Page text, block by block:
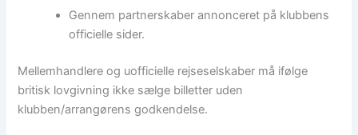
Gennem partnerskaber annonceret på klubbens
officielle sider.
Mellemhandlere og uofficielle rejseselskaber må ifølge
britisk lovgivning ikke sælge billetter uden
klubben/arrangørens godkendelse.